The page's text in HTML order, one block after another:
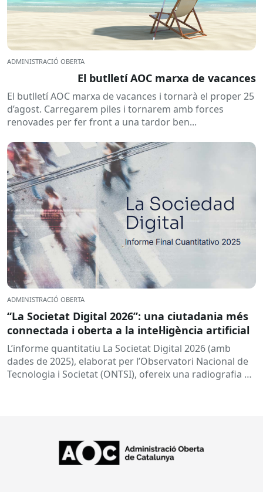
ADMINISTRACIÓ OBERTA
El butlletí AOC marxa de vacances
El butlletí AOC marxa de vacances i tornarà el proper 25
d’agost. Carregarem piles i tornarem amb forces
renovades per fer front a una tardor ben...
ADMINISTRACIÓ OBERTA
“La Societat Digital 2026”: una ciutadania més
connectada i oberta a la intel·ligència artificial
L’informe quantitatiu La Societat Digital 2026 (amb
dades de 2025), elaborat per l’Observatori Nacional de
Tecnologia i Societat (ONTSI), ofereix una radiografia de